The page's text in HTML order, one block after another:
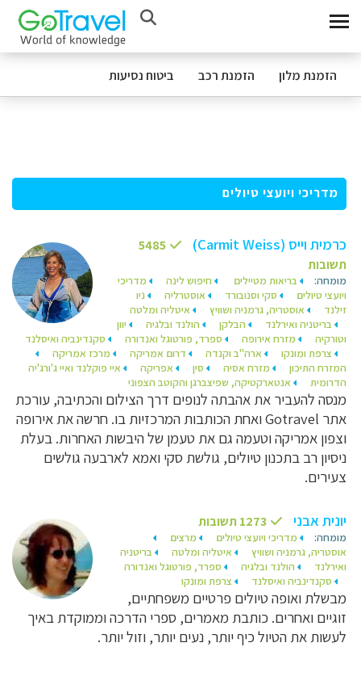
הזמנת מלון הזמנת רכב ביטוח נסיעות
מדריכי ויועצי טיולים
כרמית וייס (Carmit Weiss)
5485
תשובות
מומחה: בריאות מטיילים חיפוש לינה
מדריכי
ויועצי טיולים
סקי וסנובורד אוסטרליה
ניו
זילנד
אוסטריה, גרמניה ושוויץ
איטליה ומלטה
בריטניה ואירלנד
הבלקן הולנד ובלגיה
יוון
וטורקיה
מזרח אירופה ספרד, פורטוגל ואנדורה
סקנדינביה ואיסלנד
צרפת ומונקו
ארה"ב וקנדה דרום אמריקה
מרכז אמריקה
המזרח התיכון
מזרח אסיה סין אפריקה
איי פוקלנד ואיי ג'ורג'יה
הדרומית
אנטארקטיקה, שפיצברגן והקוטב הצפוני
מנסה להעביר את אהבתה לנופים דרך הצילום והכתיבה, עורכת
אתר Gotravel ואחת הכותבות המרכזיות בו. חרשה את אירופה
וצפון אמריקה וטעמה גם את טעמן של היבשות האחרות. בעלת
ניסיון רב בתכנון טיולים, גולשת סקי ואמא לארבעה גולשים
צעירים.
יונית אבני 1273 תשובות
מומחה: מדריכי ויועצי טיולים
מרצים
אוסטריה, גרמניה ושוויץ
איטליה ומלטה
בריטניה
ואירלנד
הולנד ובלגיה
ספרד, פורטוגל ואנדורה
סקנדינביה ואיסלנד
צרפת ומונקו
מבשלת ואופה טיולים פרטיים משפחתיים,
זוגיים ואחרים. כותבת מאמרים, ספרי הדרכה וממוקדת באיך
לעשות את הטיול כיף יותר, נעים יותר, וזול יותר.